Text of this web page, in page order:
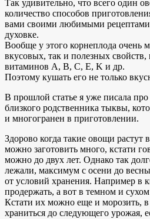
Так удивительно, что всего один
количество способов
вами своими любимыми
духовке.
Вообще у этого корнеплода очень
вкусовых, так и полезных
витаминов A, B, C, E, K и др.
Поэтому кушать его не только
В прошлой статье я уже писала про
близкого родственника тыквы,
и многогранен в приготовлении.
Здорово когда такие овощи растут
можно заготовить много, кстати
можно до двух лет. Однако так
лежали, максимум с осени до
от условий хранения. Например в
продержать, а вот в темном и
Кстати их можно еще и морозить,
храниться до следующего урожая,